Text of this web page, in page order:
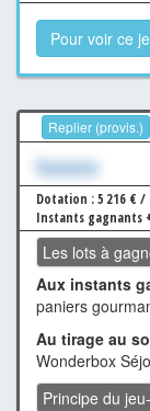
Pour voir ce
Replier (provis.)
Xxxxxxx
Dotation : 5 216 €
Instants gagnants
Les lots à
Aux instants
paniers
Au tirage au
Wonderbox
Principe du